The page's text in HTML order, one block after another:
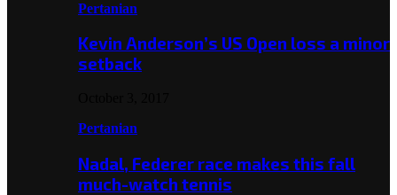
Pertanian
Kevin Anderson’s US Open loss a minor
setback
Pertanian
Nadal, Federer race makes this fall
much-watch tennis